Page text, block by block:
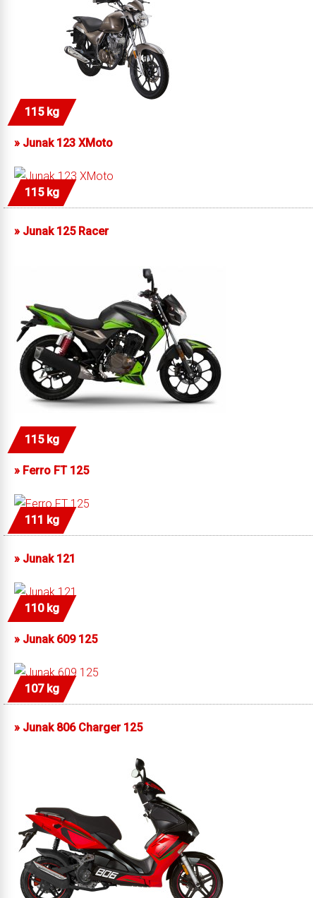
115 kg
» Junak 123 XMoto
115 kg
» Junak 125 Racer
115 kg
» Ferro FT 125
111 kg
» Junak 121
110 kg
» Junak 609 125
107 kg
» Junak 806 Charger 125